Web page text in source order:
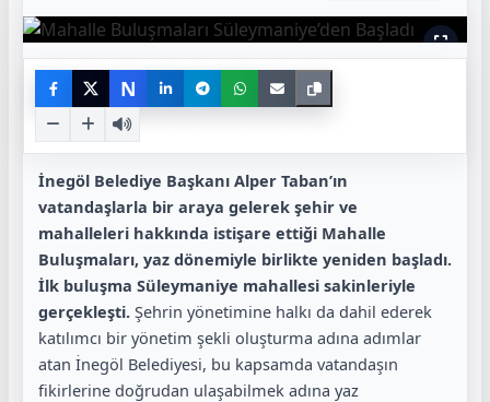
N
İnegöl Belediye Başkanı Alper Taban’ın
vatandaşlarla bir araya gelerek şehir ve
mahalleleri hakkında istişare ettiği Mahalle
Buluşmaları, yaz dönemiyle birlikte yeniden başladı.
İlk buluşma Süleymaniye mahallesi sakinleriyle
gerçekleşti. Şehrin yönetimine halkı da dahil ederek
katılımcı bir yönetim şekli oluşturma adına adımlar
atan İnegöl Belediyesi, bu kapsamda vatandaşın
fikirlerine doğrudan ulaşabilmek adına yaz